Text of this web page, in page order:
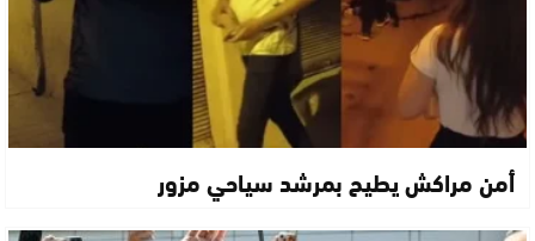
أمن مراكش يطيح بمرشد سياحي مزور